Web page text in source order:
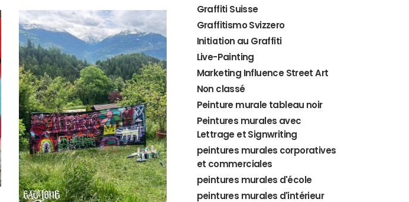
Graffiti Suisse
Graffitismo Svizzero
Initiation au Graffiti
Live-Painting
Marketing Influence Street Art
Non classé
Peinture murale tableau noir
Peintures murales avec
Lettrage et Signwriting
peintures murales corporatives
et commerciales
peintures murales d'école
peintures murales d'intérieur